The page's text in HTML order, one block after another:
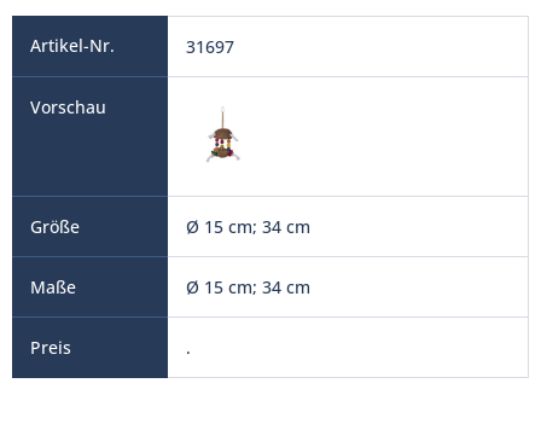
31697
Ø 15 cm; 34 cm
Ø 15 cm; 34 cm
.